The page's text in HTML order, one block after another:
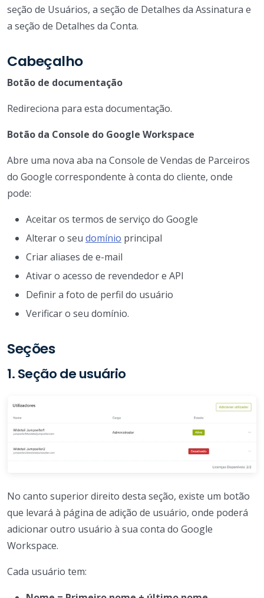
seção de Usuários, a seção de Detalhes da Assinatura e
a seção de Detalhes da Conta.
Cabeçalho
Botão de documentação
Redireciona para esta documentação.
Botão da Console do Google Workspace
Abre uma nova aba na Console de Vendas de Parceiros
do Google correspondente à conta do cliente, onde
pode:
Aceitar os termos de serviço do Google
Alterar o seu domínio principal
Criar aliases de e-mail
Ativar o acesso de revendedor e API
Definir a foto de perfil do usuário
Verificar o seu domínio.
Seções
1. Seção de usuário
No canto superior direito desta seção, existe um botão
que levará à página de adição de usuário, onde poderá
adicionar outro usuário à sua conta do Google
Workspace.
Cada usuário tem: